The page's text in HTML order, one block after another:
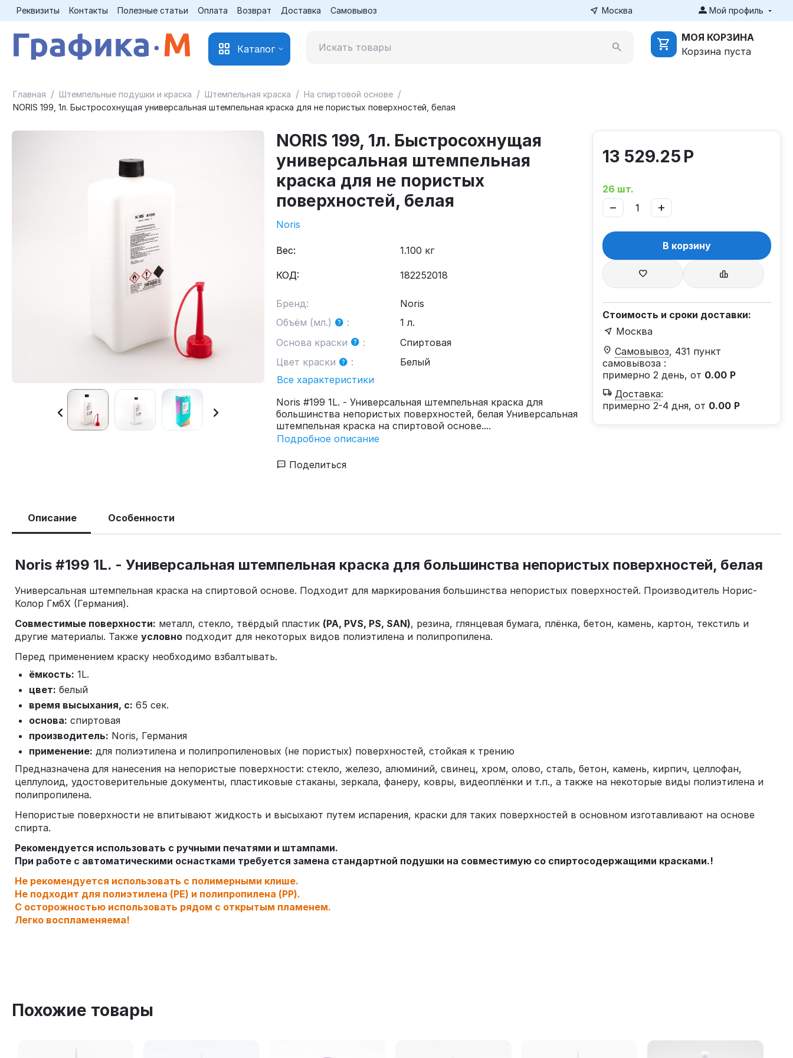
Реквизиты Контакты Полезные статьи Оплата Возврат Доставка Самовывоз Москва Мой профиль
Каталог
МОЯ КОРЗИНА
Корзина пуста
Главная / Штемпельные подушки и краска / Штемпельная краска / На спиртовой основе /
NORIS 199, 1л. Быстросохнущая универсальная штемпельная краска для не пористых поверхностей, белая
NORIS 199, 1л. Быстросохнущая
универсальная штемпельная
краска для не пористых
поверхностей, белая
Noris
Вес: 1.100 кг
КОД: 182252018
Бренд:
Noris
Объём (мл.)
:
1 л.
Основа краски
:
Спиртовая
Цвет краски
:
Белый
Все характеристики
Noris #199 1L. - Универсальная штемпельная краска для
большинства непористых поверхностей, белая Универсальная
штемпельная краска на спиртовой основе....
Подробное описание
13 529.25 Р
26 шт.
+
−
В корзину
Стоимость и сроки доставки:
Москва
Самовывоз, 431 пункт
самовывоза :
примерно 2 день, от 0.00 Р
Доставка:
примерно 2-4 дня, от 0.00 Р
Поделиться
Описание Особенности
Noris #199 1L. - Универсальная штемпельная краска для большинства непористых поверхностей, белая
Универсальная штемпельная краска на спиртовой основе. Подходит для маркирования большинства непористых поверхностей. Производитель Норис-
Колор ГмбХ (Германия).
Совместимые поверхности: металл, стекло, твёрдый пластик (PA, PVS, PS, SAN), резина, глянцевая бумага, плёнка, бетон, камень, картон, текстиль и
другие материалы. Также условно подходит для некоторых видов полиэтилена и полипропилена.
Перед применением краску необходимо взбалтывать.
ёмкость: 1L.
цвет: белый
время высыхания, с: 65 сек.
основа: спиртовая
производитель: Noris, Германия
применение: для полиэтилена и полипропиленовых (не пористых) поверхностей, стойкая к трению
Предназначена для нанесения на непористые поверхности: стекло, железо, алюминий, свинец, хром, олово, сталь, бетон, камень, кирпич, целлофан,
целлулоид, удостоверительные документы, пластиковые стаканы, зеркала, фанеру, ковры, видеоплёнки и т.п., а также на некоторые виды полиэтилена и
полипропилена.
Непористые поверхности не впитывают жидкость и высыхают путем испарения, краски для таких поверхностей в основном изготавливают на основе
спирта.
Рекомендуется использовать с ручными печатями и штампами.
При работе с автоматическими оснастками требуется замена стандартной подушки на совместимую со спиртосодержащими красками.!
Не рекомендуется использовать с полимерными клише.
Не подходит для полиэтилена (PE) и полипропилена (PP).
С осторожностью использовать рядом с открытым пламенем.
Легко воспламеняема!
Похожие товары